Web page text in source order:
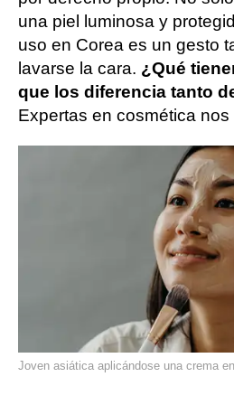
una piel luminosa y
uso en Corea es un gesto
lavarse la cara. ¿Qué
que los diferencia tanto
Expertas en cosmética nos
Joven asiática aplicándose una crema